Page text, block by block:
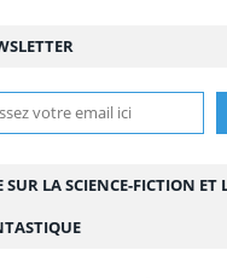
SUR LA SCIENCE-FICTION ET